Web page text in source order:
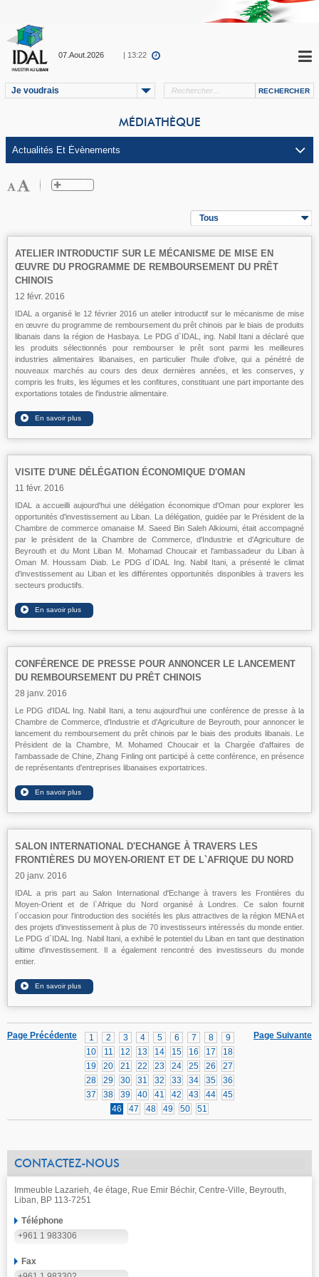
07.Aout.2026 | 13:22
Je voudrais
MÉDIATHÈQUE
Tous
ATELIER INTRODUCTIF SUR LE MÉCANISME DE MISE EN
ŒUVRE DU PROGRAMME DE REMBOURSEMENT DU PRÊT
CHINOIS
12 févr. 2016
IDAL a organisé le 12 février 2016 un atelier introductif sur le mécanisme de mise
en œuvre du programme de remboursement du prêt chinois par le biais de produits
libanais dans la région de Hasbaya. Le PDG d`IDAL, ing. Nabil Itani a déclaré que
les produits sélectionnés pour rembourser le prêt sont parmi les meilleures
industries alimentaires libanaises, en particulier l'huile d'olive, qui a pénétré de
nouveaux marchés au cours des deux dernières années, et les conserves, y
compris les fruits, les légumes et les confitures, constituant une part importante des
exportations totales de l'industrie alimentaire.
VISITE D'UNE DÉLÉGATION ÉCONOMIQUE D'OMAN
11 févr. 2016
IDAL a accueilli aujourd'hui une délégation économique d'Oman pour explorer les
opportunités d'investissement au Liban. La délégation, guidée par le Président de la
Chambre de commerce omanaise M. Saeed Bin Saleh Alkioumi, était accompagné
par le président de la Chambre de Commerce, d'Industrie et d'Agriculture de
Beyrouth et du Mont Liban M. Mohamad Choucair et l'ambassadeur du Liban à
Oman M. Houssam Diab. Le PDG d`IDAL Ing. Nabil Itani, a présenté le climat
d'investissement au Liban et les différentes opportunités disponibles à travers les
secteurs productifs.
CONFÉRENCE DE PRESSE POUR ANNONCER LE LANCEMENT
DU REMBOURSEMENT DU PRÊT CHINOIS
28 janv. 2016
Le PDG d'IDAL Ing. Nabil Itani, a tenu aujourd'hui une conférence de presse à la
Chambre de Commerce, d'Industrie et d'Agriculture de Beyrouth, pour annoncer le
lancement du remboursement du prêt chinois par le biais des produits libanais. Le
Président de la Chambre, M. Mohamed Choucair et la Chargée d'affaires de
l'ambassade de Chine, Zhang Finling ont participé à cette conférence, en présence
de représentants d'entreprises libanaises exportatrices.
SALON INTERNATIONAL D'ECHANGE À TRAVERS LES
FRONTIÈRES DU MOYEN-ORIENT ET DE L`AFRIQUE DU NORD
20 janv. 2016
IDAL a pris part au Salon International d'Echange à travers les Frontières du
Moyen-Orient et de l`Afrique du Nord organisé à Londres. Ce salon fournit
l`occasion pour l'introduction des sociétés les plus attractives de la région MENA et
des projets d'investissement à plus de 70 investisseurs intéressés du monde entier.
Le PDG d`IDAL Ing. Nabil Itani, a exhibé le potentiel du Liban en tant que destination
ultime d'investissement. Il a également rencontré des investisseurs du monde
entier.
Page Suivante
1 2 3 4 5 6 7 8
9
10
11 12 13 14 15 16 17
18
19
20 21 22 23 24 25 26
27
28
29 30 31 32 33 34 35
36
37
38 39 40 41 42 43 44
45
46
47 48 49 50 51
Page Précédente
CONTACTEZ-NOUS
Immeuble Lazarieh, 4e étage, Rue Emir Béchir, Centre-Ville, Beyrouth,
Liban, BP 113-7251
Téléphone
+961 1 983306
Fax